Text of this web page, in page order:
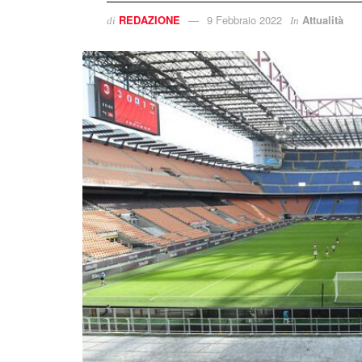
di REDAZIONE 9 Febbraio 2022 In Attualità